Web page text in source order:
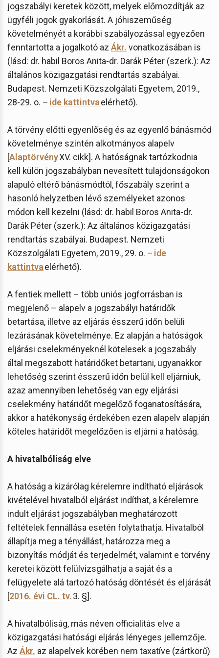
jogszabályi keretek között, melyek előmozdítják az
ügyféli jogok gyakorlását. A jóhiszeműség
követelményét a korábbi szabályozással egyezően
fenntartotta a jogalkotó az Ákr. vonatkozásában is
(lásd: dr. habil Boros Anita-dr. Darák Péter (szerk.): Az
általános közigazgatási rendtartás szabályai.
Budapest. Nemzeti Közszolgálati Egyetem, 2019.,
28-29. o. – ide kattintvaelérhető).
A törvény előtti egyenlőség és az egyenlő bánásmód
követelménye szintén alkotmányos alapelv
[AlaptörvényXV. cikk]. A hatóságnak tartózkodnia
kell külön jogszabályban nevesített tulajdonságokon
alapuló eltérő bánásmódtól, főszabály szerint a
hasonló helyzetben lévő személyeket azonos
módon kell kezelni (lásd: dr. habil Boros Anita-dr.
Darák Péter (szerk.): Az általános közigazgatási
rendtartás szabályai. Budapest. Nemzeti
Közszolgálati Egyetem, 2019., 29. o. – ide
kattintvaelérhető).
A fentiek mellett – több uniós jogforrásban is
megjelenő – alapelv a jogszabályi határidők
betartása, illetve az eljárás ésszerű időn belüli
lezárásának követelménye. Ez alapján a hatóságok
eljárási cselekményeknél kötelesek a jogszabály
által megszabott határidőket betartani, ugyanakkor
lehetőség szerint ésszerű időn belül kell eljárniuk,
azaz amennyiben lehetőség van egy eljárási
cselekmény határidőt megelőző foganatosítására,
akkor a hatékonyság érdekében ezen alapelv alapján
köteles határidőt megelőzően is eljárni a hatóság.
A hivatalbóliság elve
A hatóság a kizárólag kérelemre indítható eljárások
kivételével hivatalból eljárást indíthat, a kérelemre
indult eljárást jogszabályban meghatározott
feltételek fennállása esetén folytathatja. Hivatalból
állapítja meg a tényállást, határozza meg a
bizonyítás módját és terjedelmét, valamint e törvény
keretei között felülvizsgálhatja a saját és a
felügyelete alá tartozó hatóság döntését és eljárását
[2016. évi CL. tv.3. §].
A hivatalbóliság, más néven officialitás elve a
közigazgatási hatósági eljárás lényeges jellemzője.
Az Ákr. az alapelvek körében nem taxatíve (zártkörű)